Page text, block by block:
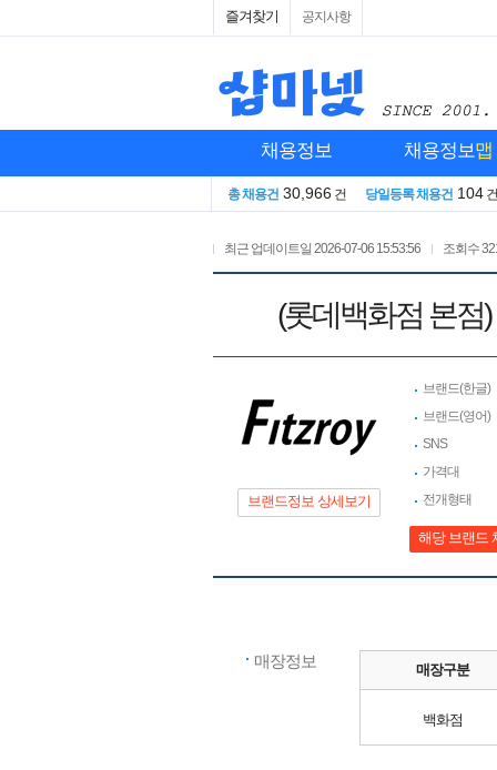
즐겨찾기 공지사항
채용정보 채용정보맵
총 채용건 30,966 건 당일등록 채용건 104 건
최근 업데이트일 2026-07-06 15:53:56 조회수
(롯데백화점 본점
브랜드정보 상세보기
브랜드(한글)
브랜드(영어)
SNS
가격대
전개형태
해당 브랜드
매장정보 매장구분
백화점